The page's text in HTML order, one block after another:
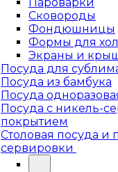
Сковороды
Фондюшницы
Формы для
Экраны и
Посуда для
Посуда из бамбука
Посуда
Посуда с никель-
покрытием
Столовая посуда и
сервировки